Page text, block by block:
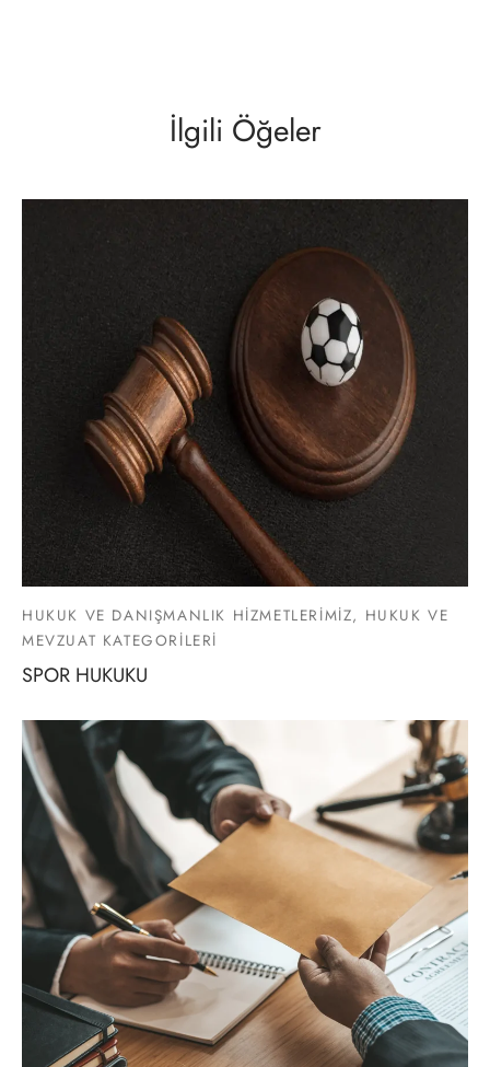
İlgili Öğeler
HUKUK VE DANIŞMANLIK HİZMETLERİMİZ, HUKUK VE
MEVZUAT KATEGORİLERİ
SPOR HUKUKU